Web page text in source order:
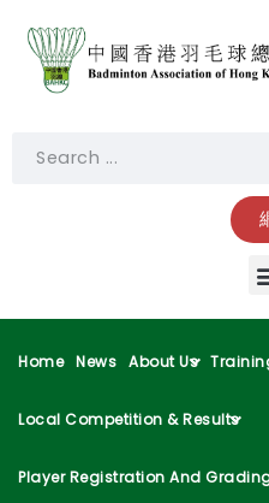
Home News About Us
Local Competition & Results
Player Registration And